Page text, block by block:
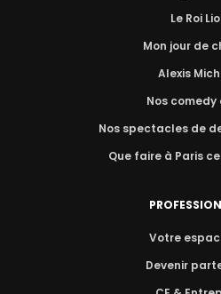
Le Roi
Mon jour de
Alexis
Nos comedy
Nos spectacles de
Que faire à Paris
Votre
Devenir